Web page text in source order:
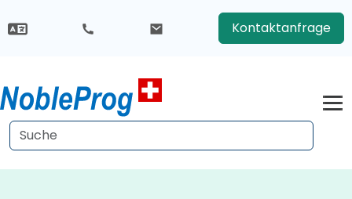
Kontaktanfrage